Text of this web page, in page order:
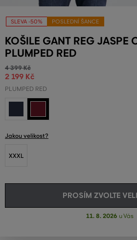
SLEVA -50% POSLEDNÍ ŠANCE
KOŠILE GANT REG JASPE
PLUMPED RED
4 399 Kč
2 199 Kč
PLUMPED RED
Jakou velikost?
XXXL
PROSÍM ZVOLTE
11. 8. 2026 u Vás